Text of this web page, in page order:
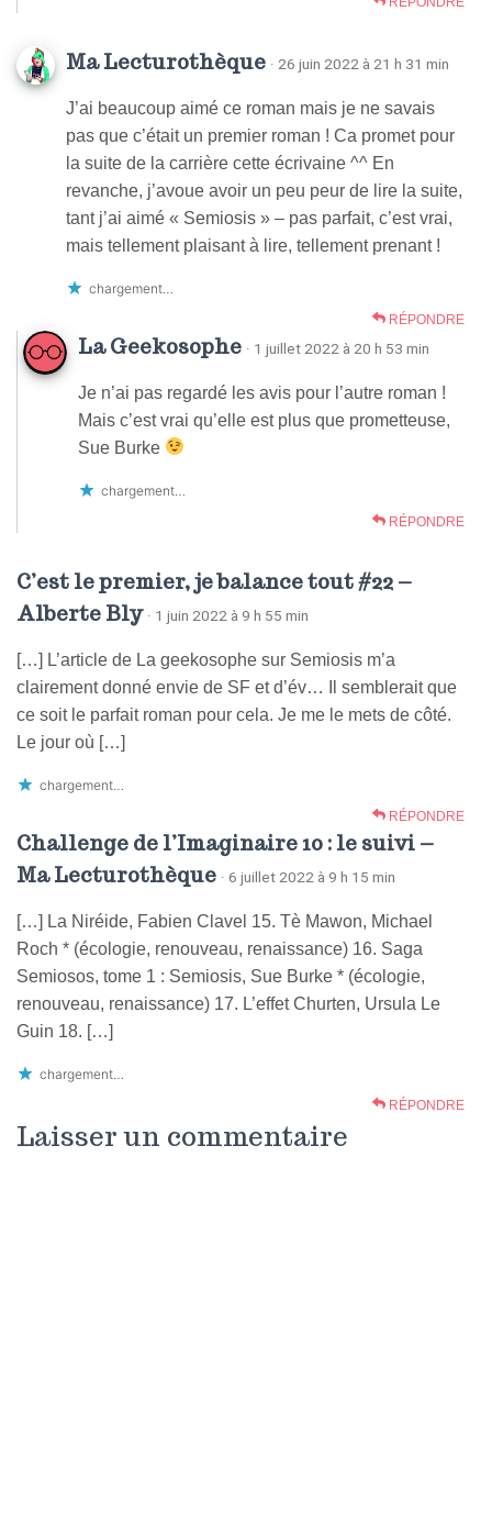
Ma Lecturothèque · 26 juin 2022 à 21 h 31 min
J’ai beaucoup aimé ce roman mais je ne savais
pas que c’était un premier roman ! Ca promet pour
la suite de la carrière cette écrivaine ^^ En
revanche, j’avoue avoir un peu peur de lire la suite,
tant j’ai aimé « Semiosis » – pas parfait, c’est vrai,
mais tellement plaisant à lire, tellement prenant !
chargement…
RÉPONDRE
La Geekosophe · 1 juillet 2022 à 20 h 53 min
Je n’ai pas regardé les avis pour l’autre roman !
Mais c’est vrai qu’elle est plus que prometteuse,
Sue Burke
chargement…
RÉPONDRE
C’est le premier, je balance tout #22 –
Alberte Bly · 1 juin 2022 à 9 h 55 min
[…] L’article de La geekosophe sur Semiosis m’a
clairement donné envie de SF et d’év… Il semblerait que
ce soit le parfait roman pour cela. Je me le mets de côté.
Le jour où […]
chargement…
RÉPONDRE
Challenge de l’Imaginaire 10 : le suivi –
Ma Lecturothèque · 6 juillet 2022 à 9 h 15 min
[…] La Niréide, Fabien Clavel 15. Tè Mawon, Michael
Roch * (écologie, renouveau, renaissance) 16. Saga
Semiosos, tome 1 : Semiosis, Sue Burke * (écologie,
renouveau, renaissance) 17. L’effet Churten, Ursula Le
Guin 18. […]
chargement…
RÉPONDRE
Laisser un commentaire